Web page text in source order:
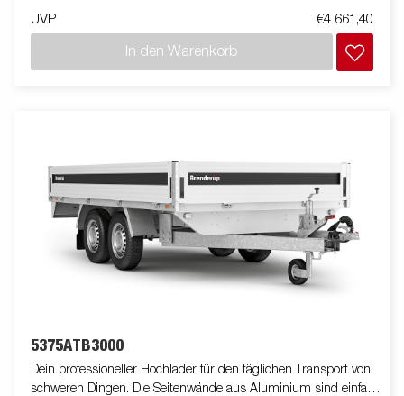
machen es Dir sehr einfach deine Ladung zu sichern. Schau
lediglich der Veranschaulichung. Abbildung ähnlich
UVP €4 661,40
In den Warenkorb
5375ATB3000
Dein professioneller Hochlader für den täglichen Transport von
schweren Dingen. Die Seitenwände aus Aluminium sind einfach